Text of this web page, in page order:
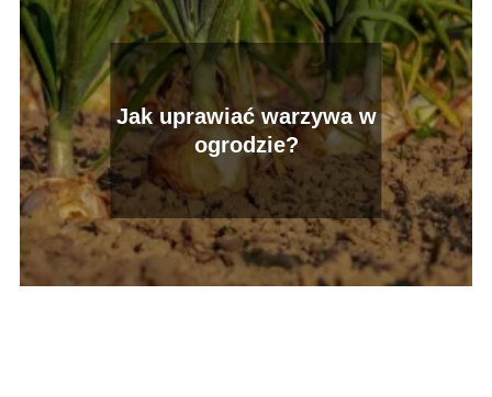
Jak uprawiać warzywa w
ogrodzie?